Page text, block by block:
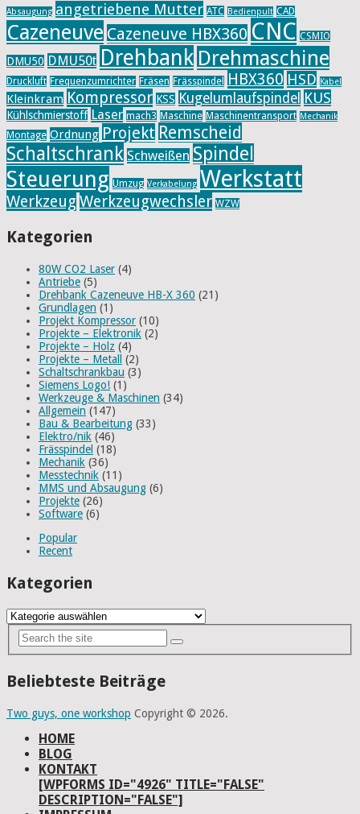
Absaugung angetriebene Mutter ATC Bedienpult CAD
Cazeneuve Cazeneuve HBX360 CNC CSMIO
DMU50 DMU50t Drehbank Drehmaschine
Druckluft Frequenzumrichter Fräsen Frässpindel HBX360 HSD Kabel
Kleinkram Kompressor KSS Kugelumlaufspindel KUS
Kühlschmierstoff Laser mach3 Maschine Maschinentransport Mechanik
Montage Ordnung Projekt Remscheid
Schaltschrank Schweißen Spindel
Steuerung Umzug Verkabelung Werkstatt
Werkzeug Werkzeugwechsler WZW
Kategorien
80W CO2 Laser (4)
Antriebe (5)
Drehbank Cazeneuve HB-X 360 (21)
Grundlagen (1)
Projekt Kompressor (10)
Projekte – Elektronik (2)
Projekte – Holz (4)
Projekte – Metall
(2)
Schaltschrankbau (3)
Siemens Logo! (1)
Werkzeuge & Maschinen (34)
Allgemein (147)
Bau & Bearbeitung (33)
Elektro/nik (46)
Frässpindel (18)
Mechanik (36)
Messtechnik (11)
MMS und Absaugung (6)
Projekte (26)
Software (6)
Popular
Recent
Kategorien
Kategorien
Beliebteste Beiträge
Two guys, one workshop Copyright © 2026.
HOME
BLOG
KONTAKT
[WPFORMS ID="4926" TITLE="FALSE"
DESCRIPTION="FALSE"]